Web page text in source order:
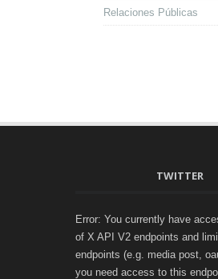
Relaciones Públicas
TWITTER
Error: You currently have
of X API V2 endpoints and
endpoints (e.g. media post,
you need access to this